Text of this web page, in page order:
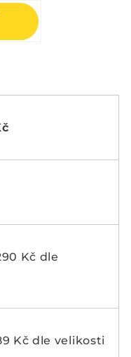
Kč dle
Kč dle velikosti